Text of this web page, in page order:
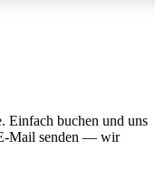
Einfach buchen und uns
Mail senden — wir